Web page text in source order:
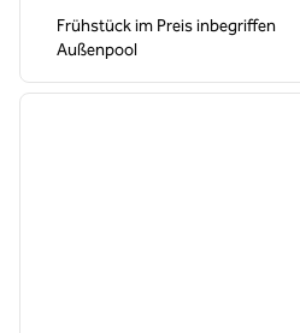
Frühstück im Preis inbegriffen
Außenpool
1 von 12